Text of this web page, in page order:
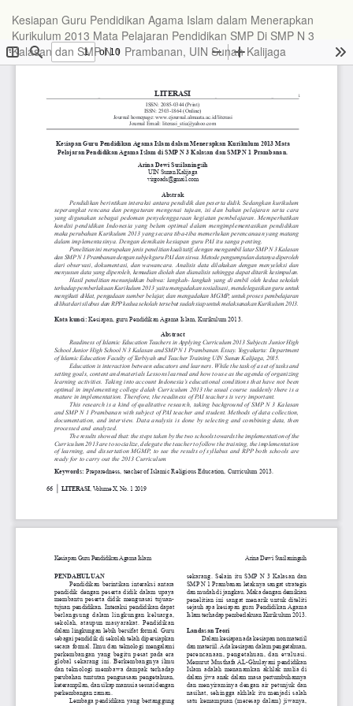
Kesiapan Guru Pendidikan Agama Islam dalam Menerapkan
Kurikulum 2013 Mata Pelajaran Pendidikan SMP Di SMP N 3
Kalasan dan SMP N 1 Prambanan, UIN Sunan Kalijaga